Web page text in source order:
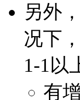
另外
况下
1-1以
有